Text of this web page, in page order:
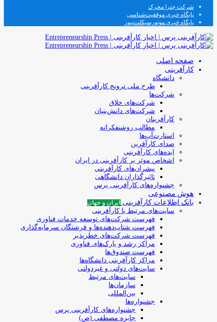
شرکت چترا محرک
پایگاه خبری موفقیت‌شناسی
پایگاه خبری موتورسیکلت‌نیوز
صفحه اصلی
کارآفرینی
دانشگاه
طرح ملی ترویج کارآفرینی
شرکت‌ها
شرکت‌های خلاق
شرکت‌های دانش‌بنیان
کارآفرینان
مطالب روشنفکرانه
استارت‌آپ‌ها
صدای کارآفرین
ایده‌های کارآفرینی
اشخاص موثر بر کارآفرینی در ایران
پیشران‌های کارآفرینی
تاثیرگذاران دانشگاهی
جشنواره‌های کارآفرینی‌ پرس
هوش مصنوعی
بانک اطلاعات کارآفرینی
ایران و جهان
سایت‌های مرتبط با کارآفرینی
فهرست شرکت‌های‌‌ توسعه‌ خدمات فناوری
فهرست شتاب‌دهنده‌ها‌ و فرشتگان‌ سرمایه‌گذاری
فهرست شرکت‌های خطرپذیر
مراکز رشد و پارک‌های فناوری
فهرست صندوق‌ها
مراکز کارآفرینی دانشگاه‌ها
سایت‌های دولتی و غیردولتی
سایت‌های مرتبط
سازمان‌ها
بین‌المللی
جشنواره‌ها
جشنواره‌های کارآفرینی‌ پرس
جایزه مصطفی (ص)